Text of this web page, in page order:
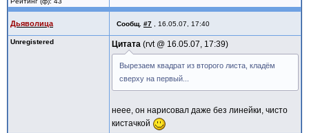
Дьяволица Сообщ. #7 16.05.07, 17:40
Unregistered Цитата rvt @ 16.05.07, 17:39
Вырезаем квадрат из второго листа, кладём
сверху на первый...
неее, он нарисовал даже без линейки, чисто
кистачкой